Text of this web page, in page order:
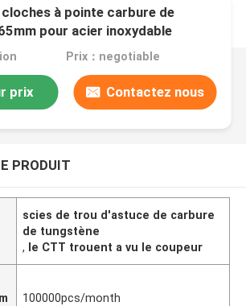
à pointe carbure de
pour acier inoxydable
Prix：negotiable
prix Contactez nous
PRODUIT
scies de trou d'astuce de carbure
de tungstène
, le CTT trouent a vu le coupeur
100000pcs/month